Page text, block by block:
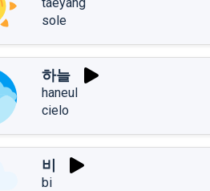
sole
하늘
haneul
cielo
비
bi